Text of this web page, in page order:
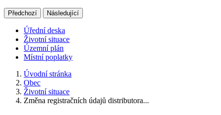
Předchozí Následující
Úřední deska
Životní situace
Územní plán
Místní poplatky
Úvodní stránka
Obec
Životní situace
Změna registračních údajů distributora...